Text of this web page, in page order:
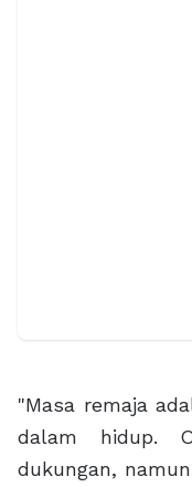
"Masa remaja
dalam hidup.
dukungan,